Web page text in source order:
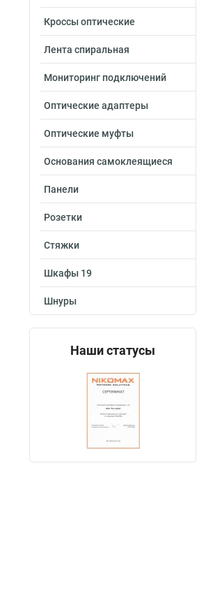
Кроссы оптические
Лента спиральная
Мониторинг подключений
Оптические адаптеры
Оптические муфты
Основания самоклеящиеся
Панели
Розетки
Стяжки
Шкафы 19
Шнуры
Наши статусы